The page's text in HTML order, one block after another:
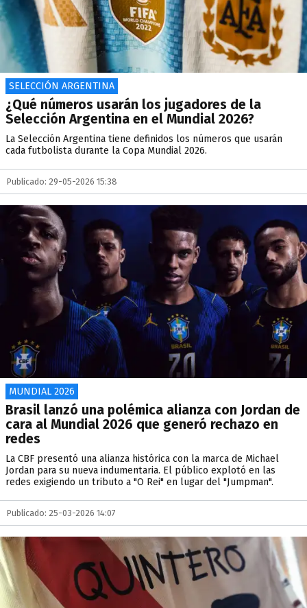
SELECCIÓN ARGENTINA
¿Qué números usarán los jugadores de la
Selección Argentina en el Mundial 2026?
La Selección Argentina tiene definidos los números que usarán
cada futbolista durante la Copa Mundial 2026.
Publicado: 29-05-2026 15:38
MUNDIAL 2026
Brasil lanzó una polémica alianza con Jordan de
cara al Mundial 2026 que generó rechazo en
redes
La CBF presentó una alianza histórica con la marca de Michael
Jordan para su nueva indumentaria. El público explotó en las
redes exigiendo un tributo a "O Rei" en lugar del "Jumpman".
Publicado: 25-03-2026 14:07